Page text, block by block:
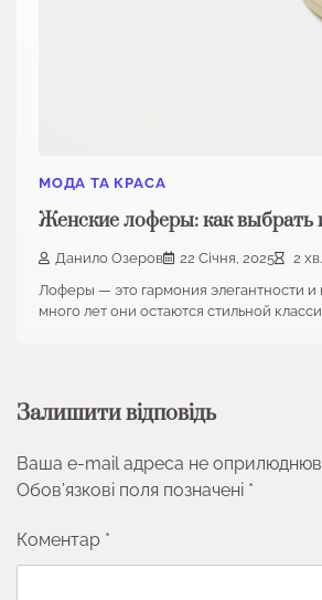
МОДА ТА КРАСА
Женские лоферы: как выбрать
Данило Озеров 22 Січня, 2025
2
Лоферы — это гармония элегантности
много лет они остаются стильной
Залишити відповідь
Ваша e-mail адреса не
Обов’язкові поля позначені *
Коментар *